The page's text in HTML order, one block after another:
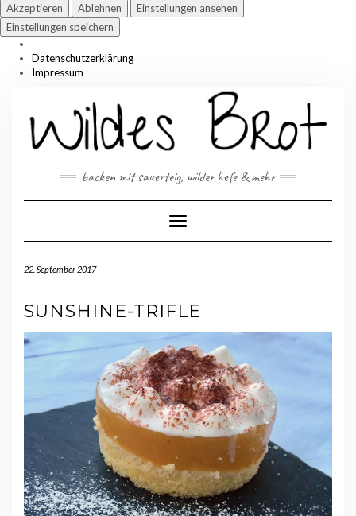
Akzeptieren
Ablehnen
Einstellungen ansehen
Einstellungen speichern
Datenschutzerklärung
Impressum
content
backen mit sauerteig, wilder hefe & mehr
Toggle Navigation
22. September 2017
SUNSHINE-TRIFLE